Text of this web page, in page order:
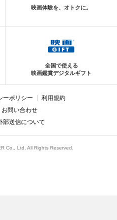
映画体験を、オトクに。
全国で使える
映画鑑賞デジタルギフト
ーポリシー
利用規約
お問い合わせ
部送信について
Co., Ltd. All Rights Reserved.